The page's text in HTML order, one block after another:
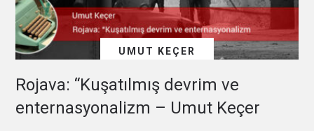
UMUT KEÇER
Rojava: “Kuşatılmış devrim ve
enternasyonalizm – Umut Keçer